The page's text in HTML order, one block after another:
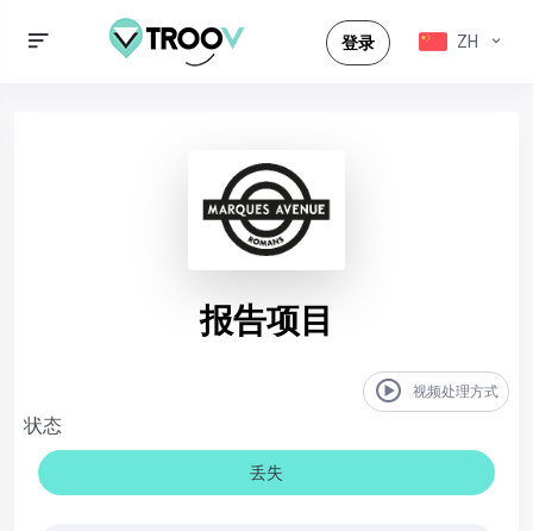
登录 ZH
报告项目
视频处理方式
状态
丢失